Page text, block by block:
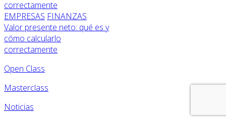
EMPRESAS FINANZAS
Valor presente neto: qué es y
cómo calcularlo
correctamente
Open Class
Masterclass
Noticias